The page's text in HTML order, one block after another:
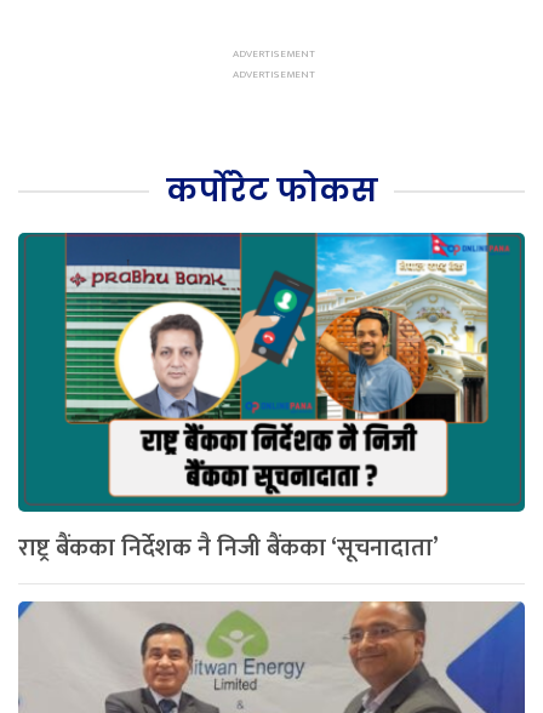
कर्पोरेट फोकस
राष्ट्र बैंकका निर्देशक नै निजी बैंकका ‘सूचनादाता’